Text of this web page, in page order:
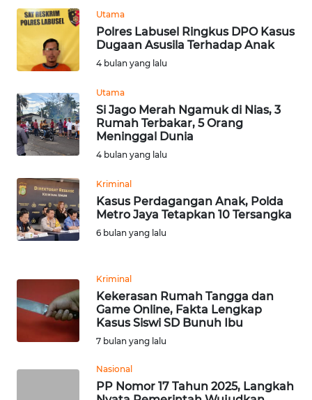
Utama
Polres Labusel Ringkus DPO Kasus
Dugaan Asusila Terhadap Anak
4 bulan yang lalu
Utama
Si Jago Merah Ngamuk di Nias, 3
Rumah Terbakar, 5 Orang
Meninggal Dunia
4 bulan yang lalu
Kriminal
Kasus Perdagangan Anak, Polda
Metro Jaya Tetapkan 10 Tersangka
6 bulan yang lalu
Kriminal
Kekerasan Rumah Tangga dan
Game Online, Fakta Lengkap
Kasus Siswi SD Bunuh Ibu
7 bulan yang lalu
Nasional
PP Nomor 17 Tahun 2025, Langkah
KAMI
IKLAN
TENTANG
KAMI
PEDOMAN
SIBER
REDAKSI
Wahana
News